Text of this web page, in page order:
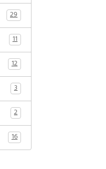
29
11
12
3
2
16